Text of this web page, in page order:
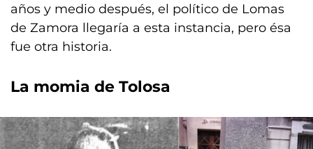
años y medio después, el político de Lomas
de Zamora llegaría a esta instancia, pero ésa
fue otra historia.
La momia de Tolosa